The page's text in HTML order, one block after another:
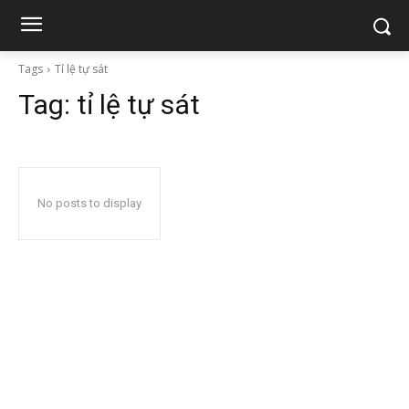
Tags Tỉ lệ tự sát
Tag: tỉ lệ tự sát
No posts to display